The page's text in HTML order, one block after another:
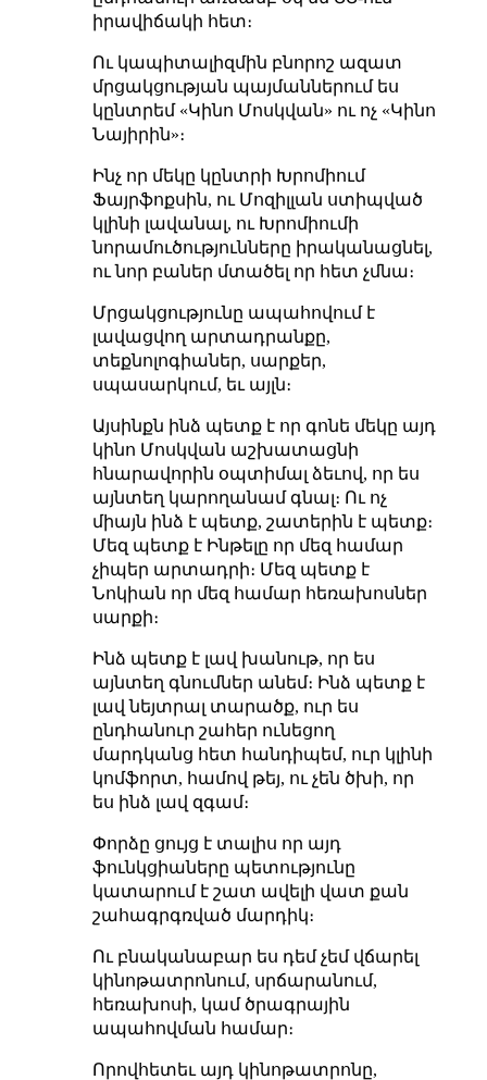
իրավիճակի հետ։
Ու կապիտալիզմին բնորոշ ազատ
մրցակցության պայմաններում ես
կընտրեմ «Կինո Մոսկվան» ու ոչ «Կինո
Նայիրին»։
Ինչ որ մեկը կընտրի Խրոմիում
Ֆայրֆոքսին, ու Մոզիլլան ստիպված
կլինի լավանալ, ու Խրոմիումի
նորամուծությունները իրականացնել,
ու նոր բաներ մտածել որ հետ չմնա։
Մրցակցությունը ապահովում է
լավացվող արտադրանքը,
տեքնոլոգիաներ, սարքեր,
սպասարկում, եւ այլն։
Այսինքն ինձ պետք է որ գոնե մեկը այդ
կինո Մոսկվան աշխատացնի
հնարավորին օպտիմալ ձեւով, որ ես
այնտեղ կարողանամ գնալ։ Ու ոչ
միայն ինձ է պետք, շատերին է պետք։
Մեզ պետք է Ինթելը որ մեզ համար
չիպեր արտադրի։ Մեզ պետք է
Նոկիան որ մեզ համար հեռախոսներ
սարքի։
Ինձ պետք է լավ խանութ, որ ես
այնտեղ գնումներ անեմ։ Ինձ պետք է
լավ նեյտրալ տարածք, ուր ես
ընդհանուր շահեր ունեցող
մարդկանց հետ հանդիպեմ, ուր կլինի
կոմֆորտ, համով թեյ, ու չեն ծխի, որ
ես ինձ լավ զգամ։
Փորձը ցույց է տալիս որ այդ
ֆունկցիաները պետությունը
կատարում է շատ ավելի վատ քան
շահագրգռված մարդիկ։
Ու բնականաբար ես դեմ չեմ վճարել
կինոթատրոնում, սրճարանում,
հեռախոսի, կամ ծրագրային
ապահովման համար։
Որովհետեւ այդ կինոթատրոնը,